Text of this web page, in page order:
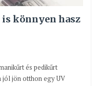
könnyen hasz
és pedikűrt
jól jön otthon egy UV